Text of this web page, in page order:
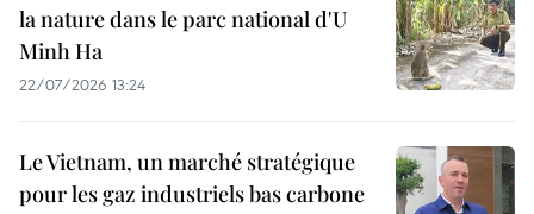
la nature dans le parc national d'U
Minh Ha
22/07/2026 13:24
Le Vietnam, un marché stratégique
pour les gaz industriels bas carbone